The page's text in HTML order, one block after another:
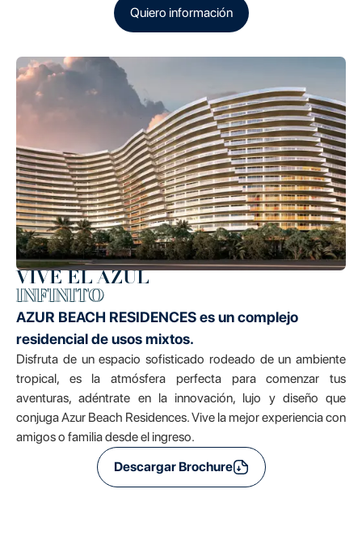
Quiero información
VIVE EL AZUL
INFINITO
AZUR BEACH RESIDENCES es un complejo
residencial de usos mixtos.
Disfruta de un espacio sofisticado rodeado de un ambiente
tropical, es la atmósfera perfecta para comenzar tus
aventuras, adéntrate en la innovación, lujo y diseño que
conjuga Azur Beach Residences. Vive la mejor experiencia con
amigos o familia desde el ingreso.
Descargar Brochure